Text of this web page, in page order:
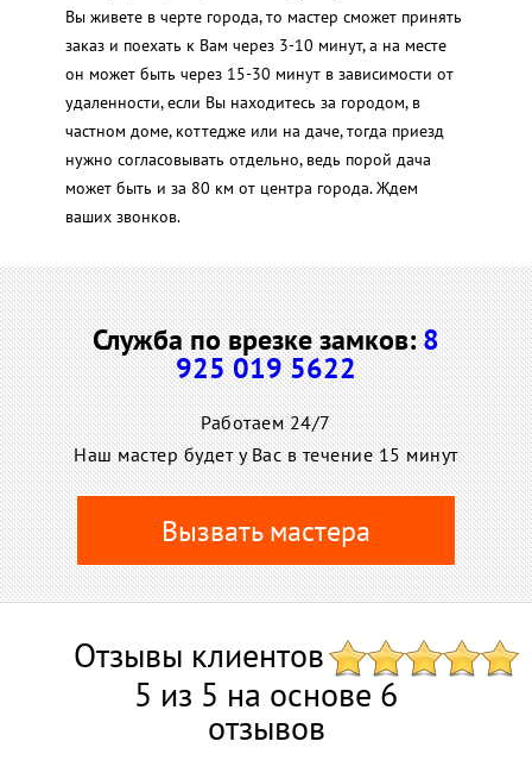
Вы живете в черте города, то мастер сможет принять
заказ и поехать к Вам через 3-10 минут, а на месте
он может быть через 15-30 минут в зависимости от
удаленности, если Вы находитесь за городом, в
частном доме, коттедже или на даче, тогда приезд
нужно согласовывать отдельно, ведь порой дача
может быть и за 80 км от центра города. Ждем
ваших звонков.
Служба по врезке замков:8
925 019 5622
Работаем 24/7
Наш мастер будет у Вас в течение 15 минут
Вызвать мастера
Отзывы клиентов
5 из 5 на основе 6
отзывов